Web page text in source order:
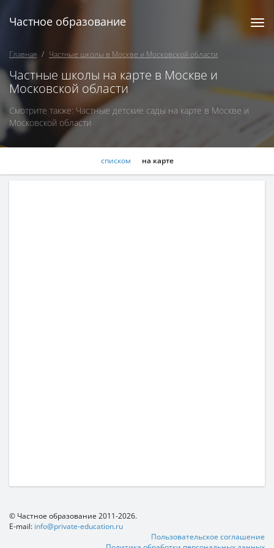
Частное образование
Главная Частные школы в Москве и Московской области
Частные школы на карте в Москве и
Московской области
Смотрите также: Частные детские сады на карте в Москве и
Московской области
списком на карте
© Частное образование 2011-2026.
E-mail: info@private-education.ru
Пользовательское соглашение